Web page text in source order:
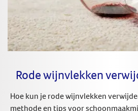
Rode wijnvlekken
Hoe kun je rode wijnvlekken
methode en tips voor